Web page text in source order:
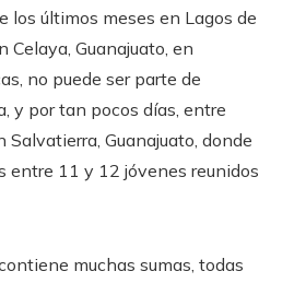
los últimos meses en Lagos de
Celaya, Guanajuato, en
no puede ser parte de
y por tan pocos días, entre
Salvatierra, Guanajuato, donde
entre 11 y 12 jóvenes reunidos
muchas sumas, todas